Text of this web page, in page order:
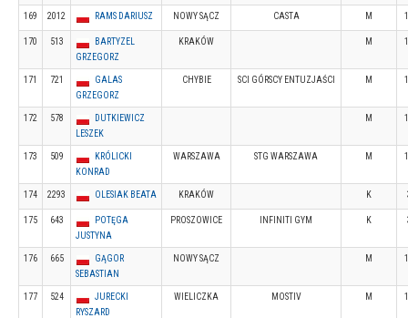
169 2012 RAMS DARIUSZ NOWY SĄCZ CASTA M
170 513
BARTYZEL
GRZEGORZ
KRAKÓW M
171 721
GALAS
GRZEGORZ
CHYBIE SCI GÓRSCY ENTUZJAŚCI M
172 578
DUTKIEWICZ
LESZEK
M
173 509
KRÓLICKI
KONRAD
WARSZAWA STG WARSZAWA M
174 2293 OLESIAK BEATA KRAKÓW K
175 643
POTĘGA
JUSTYNA
PROSZOWICE INFINITI GYM K
176 665
GĄGOR
SEBASTIAN
NOWY SĄCZ M
177 524
JURECKI
RYSZARD
WIELICZKA MOSTIV M